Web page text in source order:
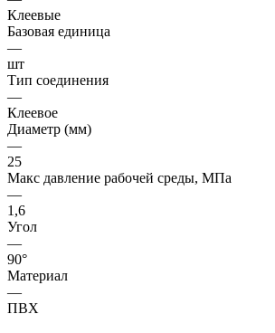
Клеевые
Базовая единица
—
шт
Тип соединения
—
Клеевое
Диаметр (мм)
—
25
Макс давление рабочей среды, МПа
—
1,6
Угол
—
90°
Материал
—
ПВХ